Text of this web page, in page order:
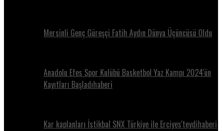
Mersinli Genç Güreşçi Fatih Aydın Dünya Üçüncüsü Oldu
Anadolu Efes Spor Kulübü Basketbol Yaz Kampı 2024'ün
Kayıtları Başladıhaberi
Kar kaplanları İstikbal SNX Türkiye ile Erciyes'teydihaberi